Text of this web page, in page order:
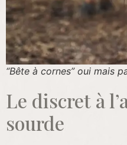
“Bête à cornes” oui mais
Le discret à
sourde